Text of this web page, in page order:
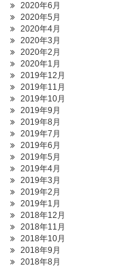
2020年6月
2020年5月
2020年4月
2020年3月
2020年2月
2020年1月
2019年12月
2019年11月
2019年10月
2019年9月
2019年8月
2019年7月
2019年6月
2019年5月
2019年4月
2019年3月
2019年2月
2019年1月
2018年12月
2018年11月
2018年10月
2018年9月
2018年8月